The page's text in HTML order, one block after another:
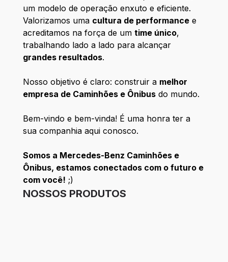
um modelo de operação enxuto e eficiente.
Valorizamos uma cultura de performancee
acreditamos na força de um time único,
trabalhando lado a lado para alcançar
grandes resultados.
Nosso objetivo é claro: construir a melhor
empresa de Caminhões e Ônibusdo mundo.
Bem-vindo e bem-vinda! É uma honra ter a
sua companhia aqui conosco.
Somos a Mercedes-Benz Caminhões e
Ônibus, estamos conectados com o futuro e
com você! ;)
NOSSOS PRODUTOS